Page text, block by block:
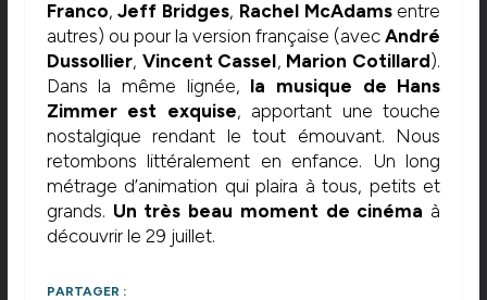
Franco,Jeff Bridges, Rachel McAdamsentre
autres) ou pour la version française (avecAndré
Dussollier, Vincent Cassel, Marion Cotillard).
Dans la même lignée, la musique de Hans
Zimmer est exquise, apportant une touche
nostalgique rendant le tout émouvant. Nous
retombons littéralement en enfance. Un long
métrage d’animation qui plaira à tous, petits et
grands. Un très beau moment de cinéma à
découvrir le 29 juillet.
PARTAGER :